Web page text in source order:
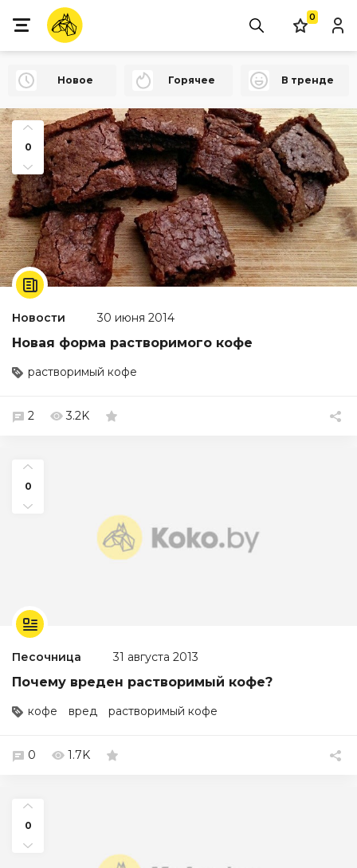
0
Новое Горячее В тренде
0
Новости 30 июня 2014
Новая форма растворимого кофе
растворимый кофе
2 3.2K
0
Песочница 31 августа 2013
Почему вреден растворимый кофе?
кофе вред растворимый кофе
0 1.7K
0